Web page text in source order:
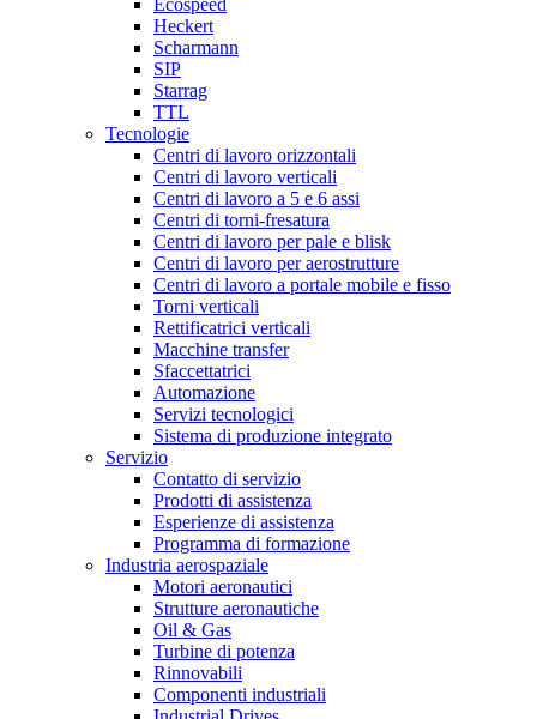
Ecospeed
Heckert
Scharmann
SIP
Starrag
TTL
Tecnologie
Centri di lavoro orizzontali
Centri di lavoro verticali
Centri di lavoro a 5 e 6 assi
Centri di torni-fresatura
Centri di lavoro per pale e blisk
Centri di lavoro per aerostrutture
Centri di lavoro a portale mobile e fisso
Torni verticali
Rettificatrici verticali
Macchine transfer
Sfaccettatrici
Automazione
Servizi tecnologici
Sistema di produzione integrato
Servizio
Contatto di servizio
Prodotti di assistenza
Esperienze di assistenza
Programma di formazione
Industria aerospaziale
Motori aeronautici
Strutture aeronautiche
Oil & Gas
Turbine di potenza
Rinnovabili
Componenti industriali